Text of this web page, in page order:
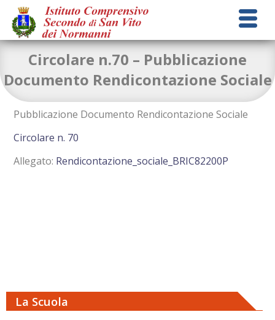
La Scuola
Circolare n.70 – Pubblicazione
Documento Rendicontazione Sociale
Pubblicazione Documento Rendicontazione Sociale
Circolare n. 70
Allegato: Rendicontazione_sociale_BRIC82200P